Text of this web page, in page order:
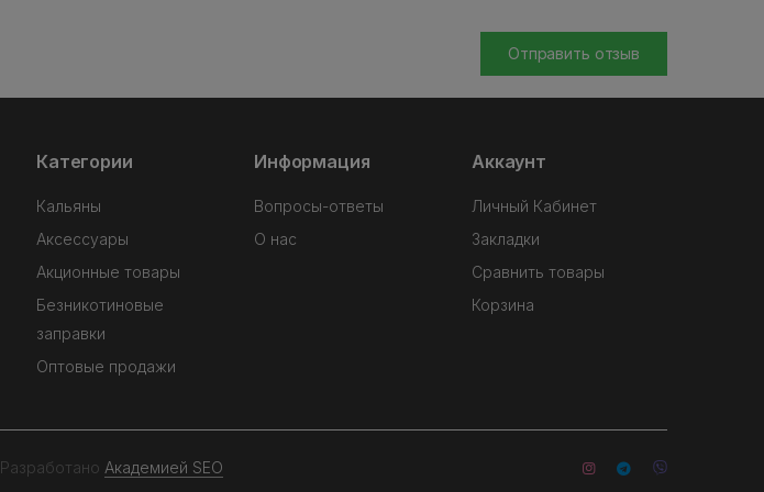
Отправить отзыв
Категории
Кальяны
Аксессуары
Акционные товары
Безникотиновые
заправки
Оптовые продажи
Информация
Вопросы-ответы
О нас
Аккаунт
Личный Кабинет
Закладки
Сравнить товары
Корзина
Разработано Академией SEO